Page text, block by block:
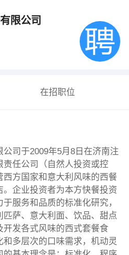
限公司
在招职位
司于2009年5月8日在济南注
任公司（自然人投资或控
方国家和意大利风味的西餐
企业投资者为本方快餐投资
服务和品质的标准化研究，
萨、意大利面、饮品、甜点
发各式风味的西式套餐食
多层次的口味需求，机动灵